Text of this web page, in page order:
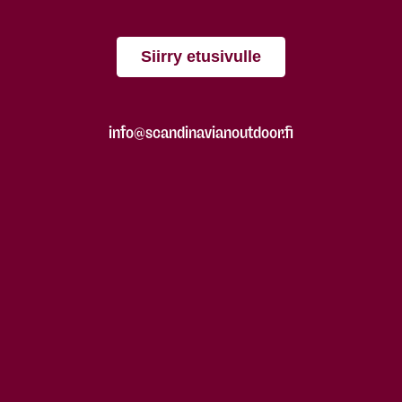
Siirry etusivulle
info@scandinavianoutdoor.fi